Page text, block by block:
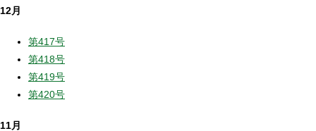
12月
第417号
第418号
第419号
第420号
11月